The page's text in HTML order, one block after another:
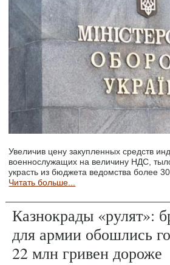
Увеличив цену закупленных средств
военнослужащих на величину НДС,
украсть из бюджета ведомства более
Читать больше...
Казнокрады «рулят»:
для армии обошлись
22 млн гривен дороже